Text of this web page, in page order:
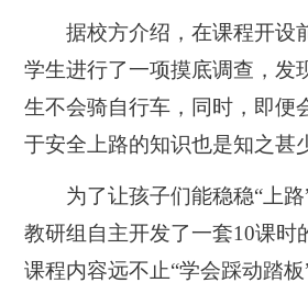
据校方介绍，在课程开设
学生进行了一项摸底调查，发
生不会骑自行车，同时，即便
于安全上路的知识也是知之甚
为了让孩子们能稳稳“上路
教研组自主开发了一套10课时
课程内容远不止“学会踩动踏